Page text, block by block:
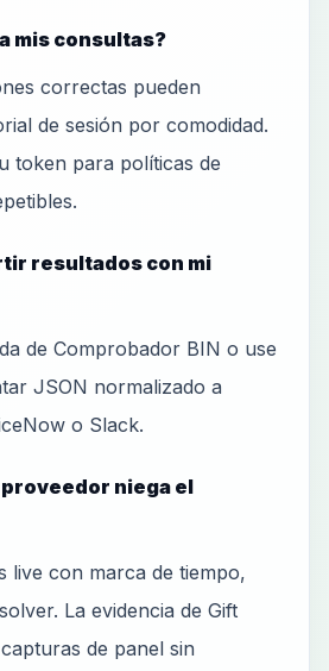
mis consultas?
correctas pueden
de sesión por comodidad.
token para políticas de
resultados con mi
de Comprobador BIN o use
JSON normalizado a
o Slack.
proveedor niega el
live con marca de tiempo,
La evidencia de Gift
de panel sin